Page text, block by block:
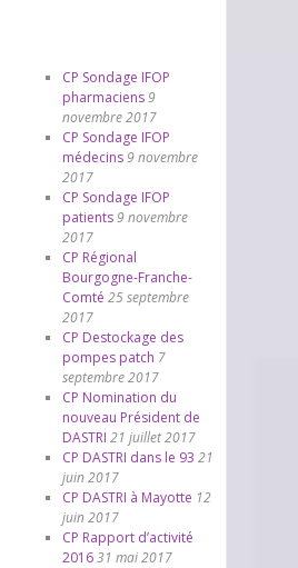
CP Sondage IFOP
pharmaciens9
novembre 2017
CP Sondage IFOP
médecins9 novembre
2017
CP Sondage IFOP
patients9 novembre
2017
CP Régional
Bourgogne-Franche-
Comté 25 septembre
2017
CP Destockage des
pompes patch 7
septembre 2017
CP Nomination du
nouveau Président de
DASTRI 21 juillet 2017
CP DASTRI dans le 93 21
juin 2017
CP DASTRI à Mayotte 12
juin 2017
CP Rapport d’activité
201631 mai 2017